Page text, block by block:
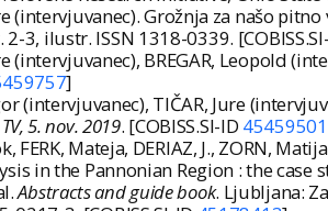
(intervjuvanec). Grožnja za našo
2-3, ilustr. ISSN 1318-0339.
(intervjuvanec), BREGAR, Leopold
]
(intervjuvanec), TIČAR, Jure
5. nov. 2019. [COBISS.SI-ID 45459501
FERK, Mateja, DERIAZ, J., ZORN,
in the Pannonian Region : the case
Abstracts and guide book. Ljubljana: